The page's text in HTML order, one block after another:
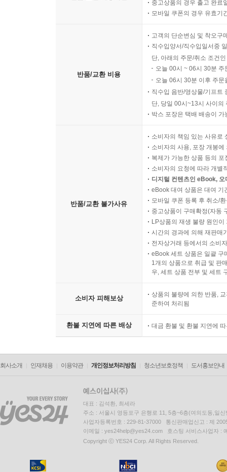
중고상품의 경우 출고 완료
모바일 쿠폰의 경우 유효기
반품/교환 비용
고객의 단순변심 및 착오구
직수입양서/직수입일서중
단, 아래의 주문/취소 조건
오늘 00시 ~ 06시 30분
오늘 06시 30분 이후 주
직수입 음반/영상물/기프트
단, 당일 00시~13시 사이의
박스 포장은 택배 배송이
반품/교환 불가사유
소비자의 책임 있는 사유로
소비자의 사용, 포장 개봉
복제가 가능한 상품 등의
소비자의 요청에 따라 개별
디지털 컨텐츠인 eBook,
eBook 대여 상품은 대여 기
모바일 쿠폰 등록 후 취소/
중고상품이 구매확정(자동
LP상품의 재생 불량 원인
시간의 경과에 의해 재판매
전자상거래 등에서의 소비
eBook 세트 상품은 일괄 구
1개의 상품으로 취급 및 판
우, 세트 상품 전부 및 세트
소비자 피해보상
상품의 불량에 의한 반품,
준하여 처리됨
환불 지연에 따른 배상 대금 환불 및 환불 지연에
회사소개 인재채용 이용약관 개인정보처리방침 청소년보호정책 도서홍보안내
대표 : 김석환, 최세라
주소 : 서울시 영등포구 은행로 11, 5층~6층(여의도동,일신
사업자등록번호 : 229-81-37000 통신판매업신고 : 제
이메일 : yes24help@yes24.com 호스팅 서비스사업자 :
Copyright ⓒ YES24 Corp. All Rights Reserved.